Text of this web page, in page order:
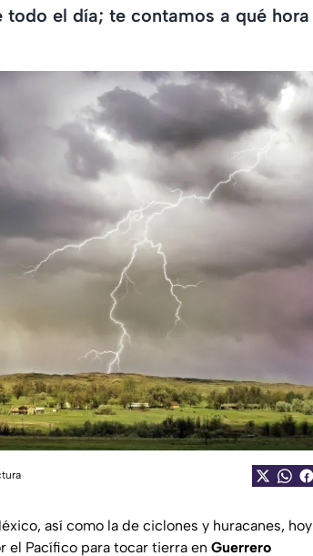
el día; te contamos a qué hora
así como la de ciclones y huracanes, hoy
el Pacífico para tocar tierra en Guerrero